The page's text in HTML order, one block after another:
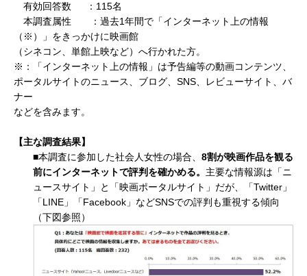
有効回答数 ：115名
本調査属性 ：過去1年間で「インターネット上の情報
（※）」をきっかけに映画館
（シネコン、単館上映など）へ行かれた方。
※：「インターネット上の情報」は予告編等の動画コンテンツ、
ポータルサイトのニュース、ブログ、SNS、レビューサイト、バ
ナー
などを含みます。
【主な調査結果】
■本調査に参加した社会人女性の場合、 8割が映画作品を観る
前にインターネットで評判を確かめる。 主要な情報源は「ニ
ュースサイト」と「映画ポータルサイト」だが、「Twitter」
「LINE」「Facebook」などSNSでの評判も重視する傾向
（下図参照）